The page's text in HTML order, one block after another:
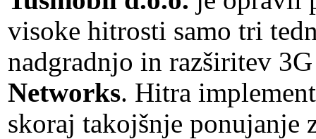
visoke hitrosti samo tri
nadgradnjo in razširitev
Networks. Hitra
skoraj takojšnje